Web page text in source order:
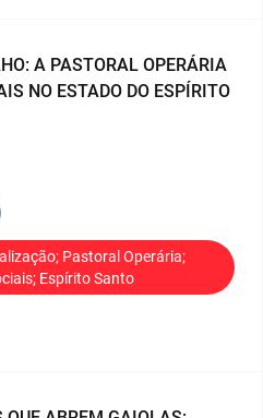
A PASTORAL OPERÁRIA
NO ESTADO DO ESPÍRITO
Pastoral Operária;
Espírito Santo